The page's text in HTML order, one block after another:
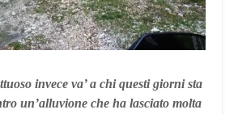
invece va’ a chi questi giorni sta
un’alluvione che ha lasciato molta